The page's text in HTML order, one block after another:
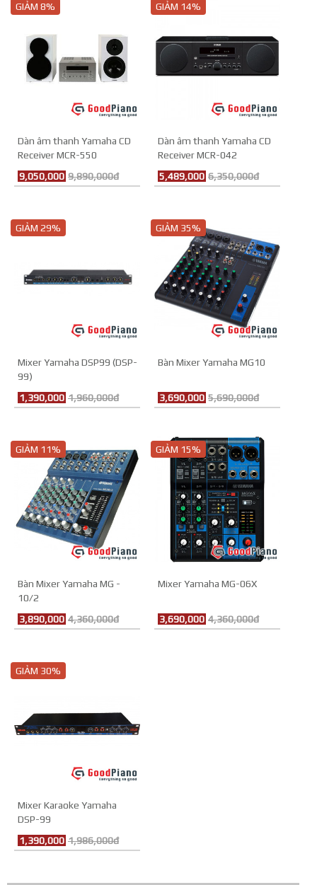
GIẢM 8%
Dàn âm thanh Yamaha CD
Receiver MCR-550
9,050,000 9,890,000đ
GIẢM 14%
Dàn âm thanh Yamaha CD
Receiver MCR-042
5,489,000 6,350,000đ
GIẢM 29%
Mixer Yamaha DSP99 (DSP-
99)
1,390,000 1,960,000đ
GIẢM 35%
Bàn Mixer Yamaha MG10
3,690,000 5,690,000đ
GIẢM 11%
Bàn Mixer Yamaha MG -
10/2
3,890,000 4,360,000đ
GIẢM 15%
Mixer Yamaha MG-06X
3,690,000 4,360,000đ
GIẢM 30%
Mixer Karaoke Yamaha
DSP-99
1,390,000 1,986,000đ